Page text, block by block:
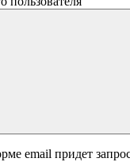
email придет